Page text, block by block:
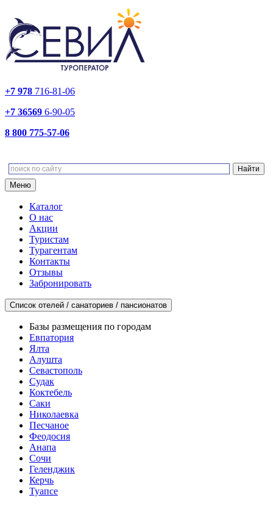
+7 978 716-81-06
+7 36569 6-90-05
8 800 775-57-06
Меню
Каталог
О нас
Акции
Туристам
Турагентам
Контакты
Отзывы
Забронировать
Список отелей / санаториев / пансионатов
Базы размещения по городам
Евпатория
Ялта
Алушта
Севастополь
Судак
Коктебель
Саки
Николаевка
Песчаное
Феодосия
Анапа
Сочи
Геленджик
Керчь
Туапсе